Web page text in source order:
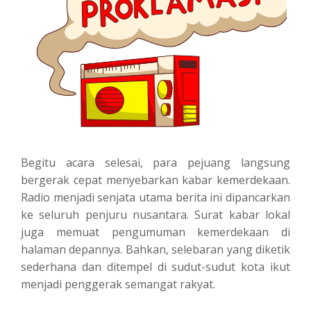
Begitu acara selesai, para pejuang langsung
bergerak cepat menyebarkan kabar kemerdekaan.
Radio menjadi senjata utama berita ini dipancarkan
ke seluruh penjuru nusantara. Surat kabar lokal
juga memuat pengumuman kemerdekaan di
halaman depannya. Bahkan, selebaran yang diketik
sederhana dan ditempel di sudut-sudut kota ikut
menjadi penggerak semangat rakyat.